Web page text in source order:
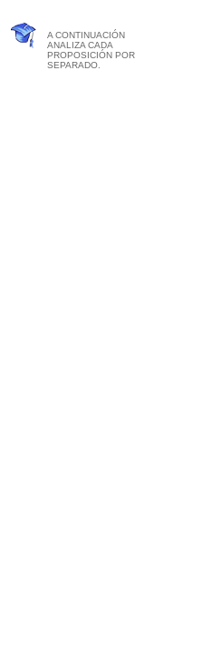
A CONTINUACIÓN
ANALIZA CADA
PROPOSICIÓN POR
SEPARADO.